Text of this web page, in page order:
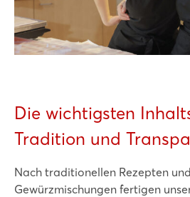
Die wichtigsten
Tradition und
Nach traditionellen Rezepten
Gewürzmischungen fertigen